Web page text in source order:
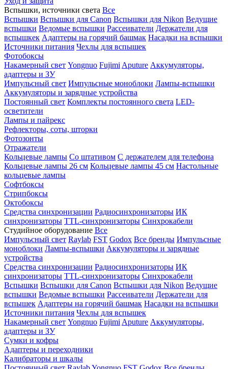
Вспышки, источники света Все
Вспышки Вспышки для Canon Вспышки для Nikon Ведущие
вспышки Ведомые вспышки Рассеиватели Держатели для
вспышкек Адаптеры на горячий башмак Насадки на вспышки
Источники питания Чехлы для вспышек
Фотобоксы
Накамерный свет Yongnuo Fujimi Aputure Аккумуляторы,
адаптеры и ЗУ
Импульсный свет Импульсные моноблоки Лампы-вспышки
Аккумуляторы и зарядные устройства
Постоянный свет Комплекты постоянного света LED-
осветители
Лампы и пайрекс
Рефлекторы, соты, шторки
Фотозонты
Отражатели
Кольцевые лампы Со штативом С держателем для телефона
Кольцевые лампы 26 см Кольцевые лампы 45 см Настольные
кольцевые лампы
Софтбоксы
Стрипбоксы
Октобоксы
Средства синхронизации Радиосинхронизаторы ИК
синхронизаторы TTL-синхронизаторы Синхрокабели
Студийное оборудование Все
Импульсный свет Raylab FST Godox Все бренды Импульсные
моноблоки Лампы-вспышки Аккумуляторы и зарядные
устройства
Средства синхронизации Радиосинхронизаторы ИК
синхронизаторы TTL-синхронизаторы Синхрокабели
Вспышки Вспышки для Canon Вспышки для Nikon Ведущие
вспышки Ведомые вспышки Рассеиватели Держатели для
вспышек Адаптеры на горячий башмак Насадки на вспышки
Источники питания Чехлы для вспышек
Накамерный свет Yongnuo Fujimi Aputure Аккумуляторы,
адаптеры и ЗУ
Сумки и кофры
Адаптеры и переходники
Калибраторы и шкалы